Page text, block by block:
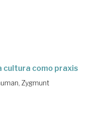
cultura como praxis
Zygmunt